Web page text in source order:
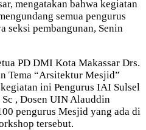
mengatakan bahwa kegiatan
semua pengurus
seksi pembangunan, Senin
PD DMI Kota Makassar Drs.
Tema “Arsitektur Mesjid”
ini Pengurus IAI Sulsel
, Dosen UIN Alauddin
pengurus Mesjid yang ada di
tersebut.